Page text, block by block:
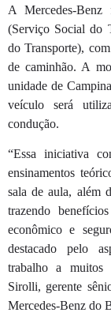
A Mercedes-
(Serviço Social do
do Transporte),
de caminhão. A
unidade de
veículo será
condução.
“Essa iniciativa
ensinamentos
sala de aula, além
trazendo
econômico e
destacado pelo
trabalho a muitos
Sirolli, gerente
Mercedes-Benz do